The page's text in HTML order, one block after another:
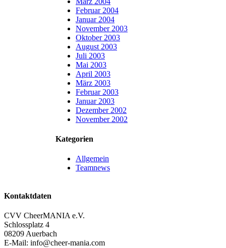
Februar 2004
Januar 2004
November 2003
Oktober 2003
August 2003
Juli 2003
Mai 2003
April 2003
März 2003
Februar 2003
Januar 2003
Dezember 2002
November 2002
Kategorien
Allgemein
Teamnews
Kontaktdaten
CVV CheerMANIA e.V.
Schlossplatz 4
08209 Auerbach
E-Mail: info@cheer-mania.com